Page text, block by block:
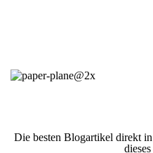
Die besten Blogartikel direkt